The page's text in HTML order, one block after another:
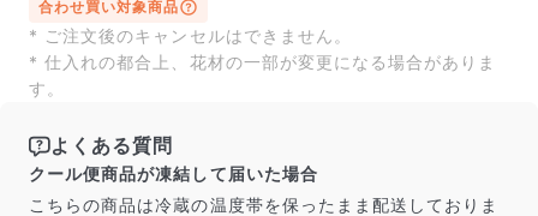
合わせ買い対象商品
* ご注文後のキャンセルはできません。
* 仕入れの都合上、花材の一部が変更になる場合がありま
す。
よくある質問
クール便商品が凍結して届いた場合
こちらの商品は冷蔵の温度帯を保ったまま配送しておりま